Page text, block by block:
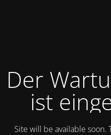
Der
ist
Site will be available soon.